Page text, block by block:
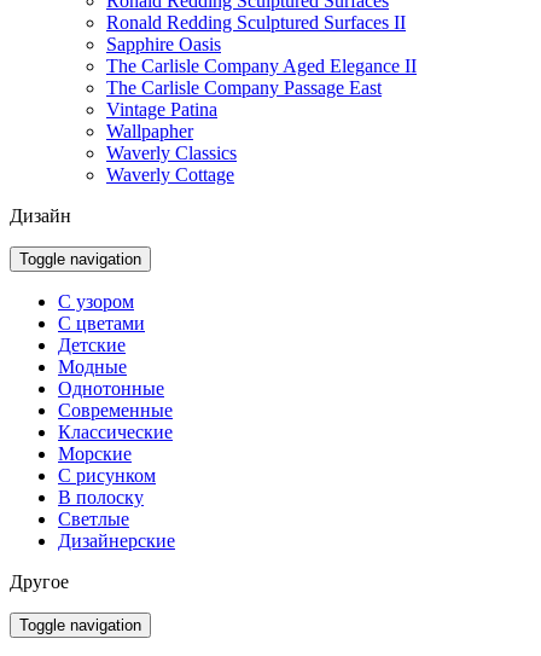
Ronald Redding Sculptured Surfaces II
Sapphire Oasis
The Carlisle Company Aged Elegance II
The Carlisle Company Passage East
Vintage Patina
Wallpapher
Waverly Classics
Waverly Cottage
Дизайн
Toggle navigation
С узором
С цветами
Детские
Модные
Однотонные
Современные
Классические
Морские
С рисунком
В полоску
Светлые
Дизайнерские
Другое
Toggle navigation